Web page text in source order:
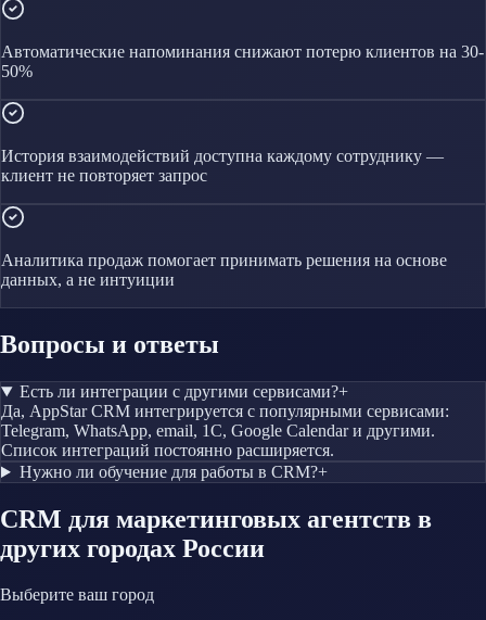
Автоматические напоминания снижают потерю клиентов на 30-
50%
История взаимодействий доступна каждому сотруднику —
клиент не повторяет запрос
Аналитика продаж помогает принимать решения на основе
данных, а не интуиции
Вопросы и ответы
Есть ли интеграции с другими сервисами?+
Да, AppStar CRM интегрируется с популярными сервисами:
Telegram, WhatsApp, email, 1С, Google Calendar и другими.
Список интеграций постоянно расширяется.
Нужно ли обучение для работы в CRM?+
CRM для маркетинговых агентств в
других городах России
Выберите ваш город